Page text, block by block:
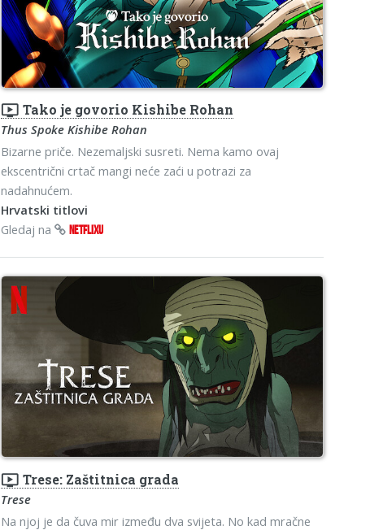
ondemand_video Tako je govorio Kishibe Rohan
Thus Spoke Kishibe Rohan
Bizarne priče. Nezemaljski susreti. Nema kamo ovaj
ekscentrični crtač mangi neće zaći u potrazi za
nadahnućem.
Hrvatski titlovi
Gledaj na
NETFLIXU
ondemand_video Trese: Zaštitnica grada
Trese
Na njoj je da čuva mir između dva svijeta. No kad mračne